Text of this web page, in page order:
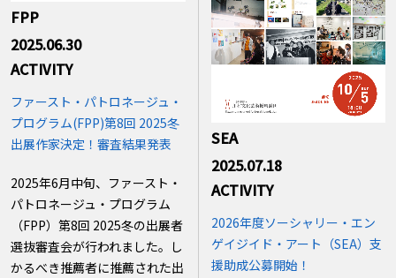
FPP
2025.06.30
ACTIVITY
ファースト・パトロネージュ・
プログラム(FPP)第8回 2025冬
出展作家決定！審査結果発表
2025年6月中旬、ファースト・
パトロネージュ・プログラム
（FPP）第8回 2025冬の出展者
選抜審査会が行われました。し
かるべき推薦者に推薦された出
SEA
2025.07.18
ACTIVITY
2026年度ソーシャリー・エン
ゲイジイド・アート（SEA）支
援助成公募開始！